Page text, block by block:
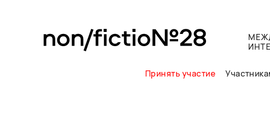
Принять участие